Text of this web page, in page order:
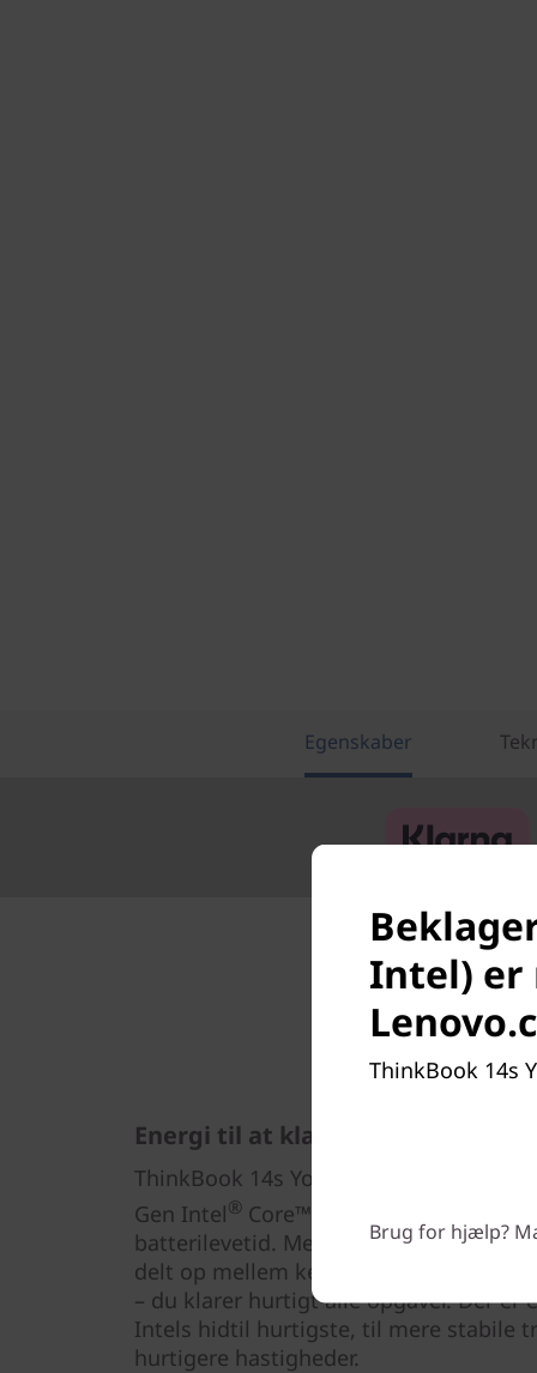
Egenskaber
Energi til at klare alle opgaver
ThinkBook 14s Yoga Gen 2
Gen Intel® Core™-processorer for
batterilevetid. Med ny AI-forbedret
delt op mellem kerner, der er
– du klarer hurtigt alle opgaver. Der er
Intels hidtil hurtigste, til mere stabile
hurtigere hastigheder.
Intel)
ThinkBook 14s
Brug for hjælp?